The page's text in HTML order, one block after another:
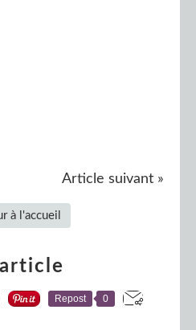
Article suivant »
à l'accueil
Repost 0